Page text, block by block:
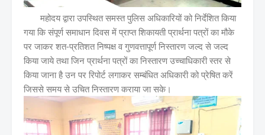
महोदय द्वारा उपस्थित समस्त पुलिस अधिकारियों को निर्देशित किया
गया कि संपूर्ण समाधान दिवस में प्राप्त शिकायती प्रार्थना पत्रों का मौके
पर जाकर शत-प्रतिशत निष्पक्ष व गुणवत्तापूर्ण निस्तारण जल्द से जल्द
किया जाये तथा जिन प्रार्थना पत्रों का निस्तारण उच्चाधिकारी स्तर से
किया जाना है उन पर रिपोर्ट लगाकर सम्बंधित अधिकारी को प्रेषित करें
जिससे समय से उचित निस्तारण कराया जा सके।